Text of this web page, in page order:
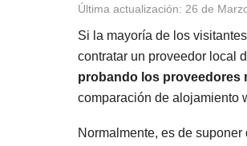
Última actualización: 26 de
Si la mayoría de los
contratar un proveedor local
probando los proveedores
comparación de alojamiento
Normalmente, es de